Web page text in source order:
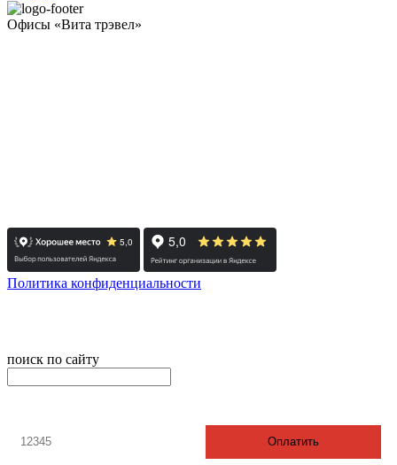
Офисы «Вита трэвел»
Политика конфиденциальности
поиск по сайту
Оплатить